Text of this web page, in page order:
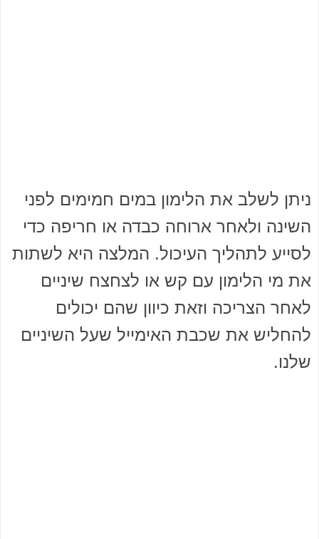
ניתן לשלב את הלימון במים חמימים לפני
השינה ולאחר ארוחה כבדה או חריפה כדי
לסייע לתהליך העיכול. המלצה היא לשתות
את מי הלימון עם קש או לצחצח שיניים
לאחר הצריכה וזאת כיוון שהם יכולים
להחליש את שכבת האימייל שעל השיניים
שלנו.